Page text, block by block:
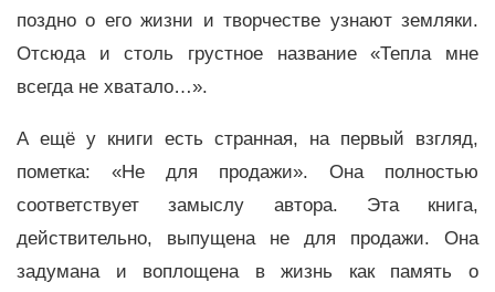
поздно о его жизни и творчестве узнают земляки.
Отсюда и столь грустное название «Тепла мне
всегда не хватало…».
А ещё у книги есть странная, на первый взгляд,
пометка: «Не для продажи». Она полностью
соответствует замыслу автора. Эта книга,
действительно, выпущена не для продажи. Она
задумана и воплощена в жизнь как память о